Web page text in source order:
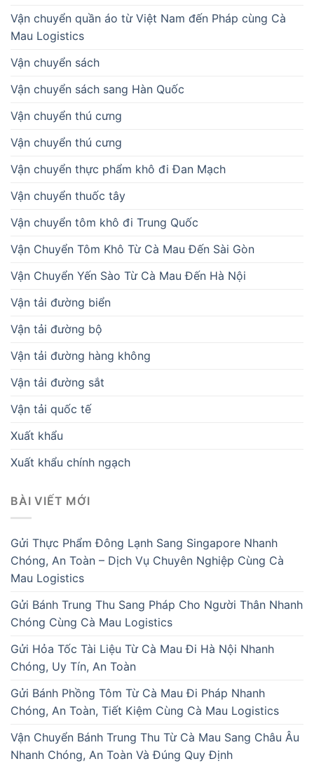
Vận chuyển quần áo từ Việt Nam đến Pháp cùng Cà
Mau Logistics
Vận chuyển sách
Vận chuyển sách sang Hàn Quốc
Vận chuyển thú cưng
Vận chuyển thú cưng
Vận chuyển thực phẩm khô đi Đan Mạch
Vận chuyển thuốc tây
Vận chuyển tôm khô đi Trung Quốc
Vận Chuyển Tôm Khô Từ Cà Mau Đến Sài Gòn
Vận Chuyển Yến Sào Từ Cà Mau Đến Hà Nội
Vận tải đường biển
Vận tải đường bộ
Vận tải đường hàng không
Vận tải đường sắt
Vận tải quốc tế
Xuất khẩu
Xuất khẩu chính ngạch
BÀI VIẾT MỚI
Gửi Thực Phẩm Đông Lạnh Sang Singapore Nhanh
Chóng, An Toàn – Dịch Vụ Chuyên Nghiệp Cùng Cà
Mau Logistics
Gửi Bánh Trung Thu Sang Pháp Cho Người Thân Nhanh
Chóng Cùng Cà Mau Logistics
Gửi Hỏa Tốc Tài Liệu Từ Cà Mau Đi Hà Nội Nhanh
Chóng, Uy Tín, An Toàn
Gửi Bánh Phồng Tôm Từ Cà Mau Đi Pháp Nhanh
Chóng, An Toàn, Tiết Kiệm Cùng Cà Mau Logistics
Vận Chuyển Bánh Trung Thu Từ Cà Mau Sang Châu Âu
Nhanh Chóng, An Toàn Và Đúng Quy Định